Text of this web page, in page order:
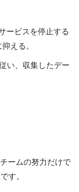
ービスを停止する
える。
い、収集したデー
ームの努力だけで
す。